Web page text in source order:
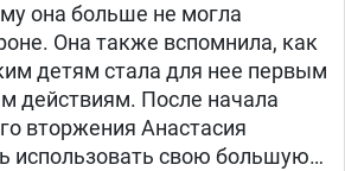
она больше не могла
Она также вспомнила, как
детям стала для нее первым
действиям. После начала
вторжения Анастасия
использовать свою большую